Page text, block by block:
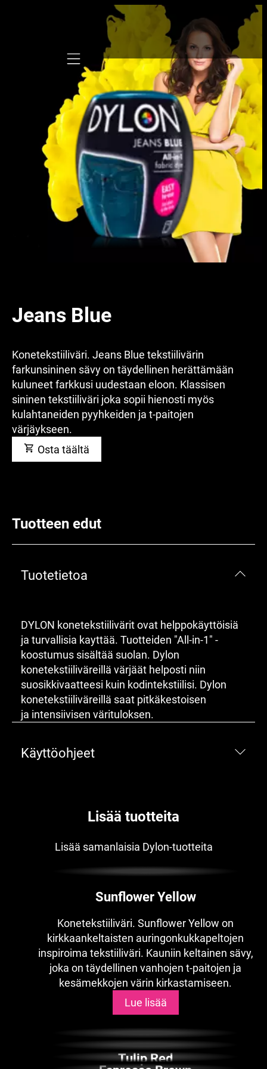
Mobile navigation
Jeans Blue
Konetekstiiliväri. Jeans Blue tekstiilivärin
farkunsininen sävy on täydellinen herättämään
kuluneet farkkusi uudestaan eloon. Klassisen
sininen tekstiiliväri joka sopii hienosti myös
kulahtaneiden pyyhkeiden ja t-paitojen
värjäykseen.
Osta täältä
Tuotteen edut
Tuotetietoa
DYLON konetekstiilivärit ovat helppokäyttöisiä
ja turvallisia kayttää. Tuotteiden "All-in-1" -
koostumus sisältää suolan. Dylon
konetekstiiliväreillä värjäät helposti niin
suosikkivaatteesi kuin kodintekstiilisi. Dylon
konetekstiiliväreillä saat pitkäkestoisen
ja intensiivisen värituloksen.
Käyttöohjeet
Lisää tuotteita
Lisää samanlaisia Dylon-tuotteita
Sunflower Yellow
Konetekstiiliväri. Sunflower Yellow on
kirkkaankeltaisten auringonkukkapeltojen
inspiroima tekstiiliväri. Kauniin keltainen sävy,
joka on täydellinen vanhojen t-paitojen ja
kesämekkojen värin kirkastamiseen.
Lue lisää
Tulip Red